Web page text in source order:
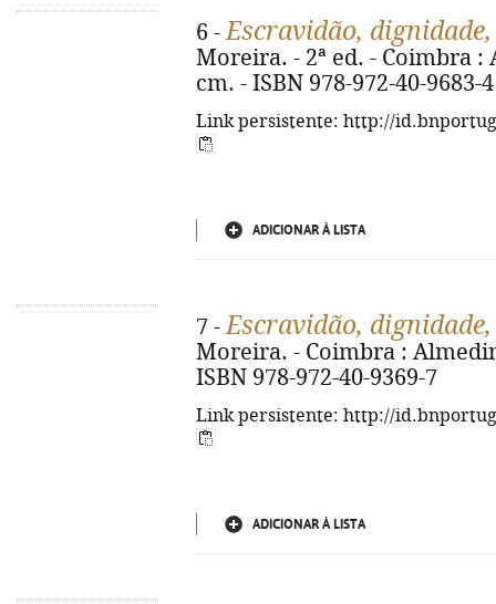
6 -Escravidão,
Moreira. - 2ª ed. - Coimbra :
cm. - ISBN 978-972-40-9683-4
Link persistente: http://
ADICIONAR À LISTA
7 -Escravidão,
Moreira. - Coimbra :
ISBN 978-972-40-9369-7
Link persistente: http://
ADICIONAR À LISTA